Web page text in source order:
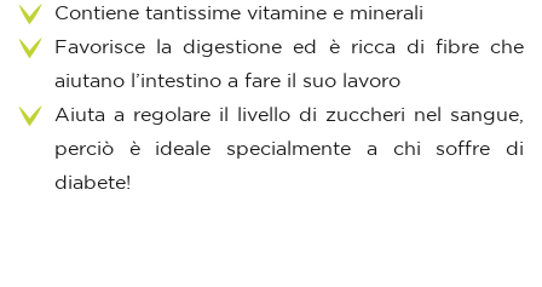
Contiene tantissime vitamine e minerali
Favorisce la digestione ed è ricca di fibre che
aiutano l’intestino a fare il suo lavoro
Aiuta a regolare il livello di zuccheri nel sangue,
perciò è ideale specialmente a chi soffre di
diabete!